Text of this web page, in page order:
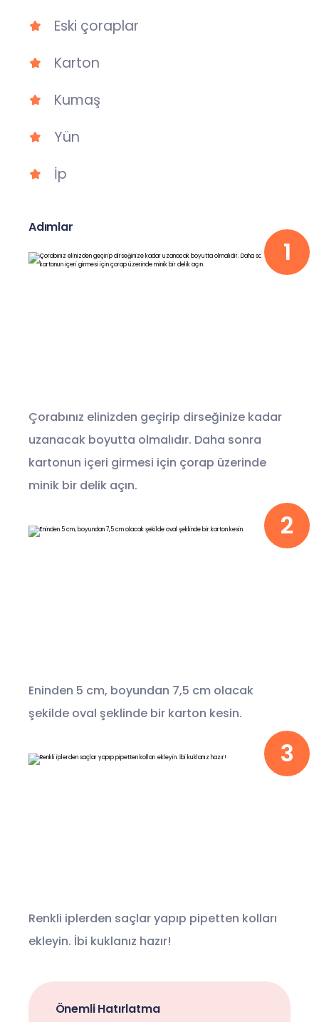
Eski çoraplar
Karton
Kumaş
Yün
İp
Adımlar
1
Çorabınız elinizden geçirip dirseğinize kadar
uzanacak boyutta olmalıdır. Daha sonra
kartonun içeri girmesi için çorap üzerinde
minik bir delik açın.
2
Eninden 5 cm, boyundan 7,5 cm olacak
şekilde oval şeklinde bir karton kesin.
3
Renkli iplerden saçlar yapıp pipetten kolları
ekleyin. İbi kuklanız hazır!
Önemli Hatırlatma